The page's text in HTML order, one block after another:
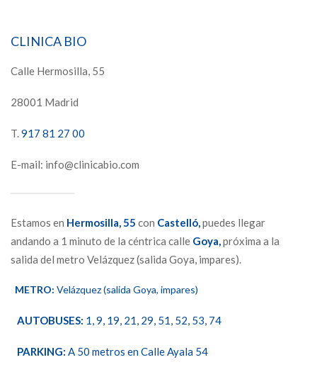
CLINICA BIO
Calle Hermosilla, 55
28001 Madrid
T.917 81 27 00
E-mail: info@clinicabio.com
Estamos en Hermosilla,55 con Castelló,puedes llegar
andando a 1 minuto de la céntrica calle Goya,próxima a la
salida del metro Velázquez (salida Goya, impares).
METRO: Velázquez (salida Goya, impares)
AUTOBUSES: 1, 9, 19, 21, 29, 51, 52, 53, 74
PARKING: A 50 metros en Calle Ayala 54